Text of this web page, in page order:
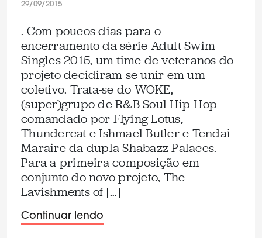
29/09/2015
. Com poucos dias para o
encerramento da série Adult Swim
Singles 2015, um time de veteranos do
projeto decidiram se unir em um
coletivo. Trata-se do WOKE,
(super)grupo de R&B-Soul-Hip-Hop
comandado por Flying Lotus,
Thundercat e Ishmael Butler e Tendai
Maraire da dupla Shabazz Palaces.
Para a primeira composição em
conjunto do novo projeto, The
Lavishments of […]
Continuar lendo